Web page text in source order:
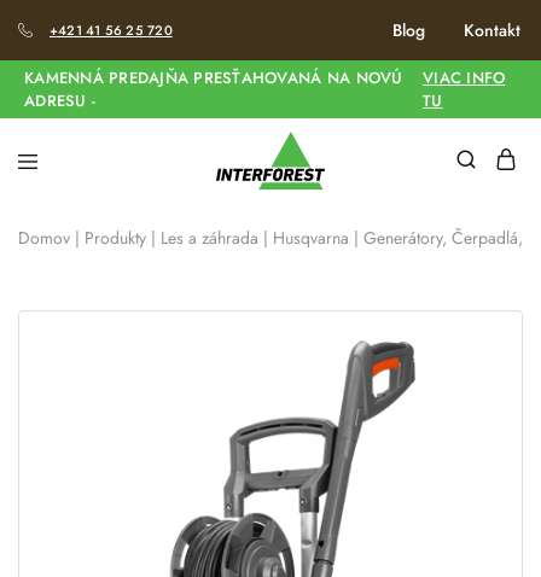
+421 41 56 25 720 Blog Kontakt
KAMENNÁ PREDAJŇA PRESŤAHOVANÁ NA NOVÚ
ADRESU -
VIAC INFO
TU
Domov | Produkty | Les a záhrada | Husqvarna | Generátory, Čerpadlá,